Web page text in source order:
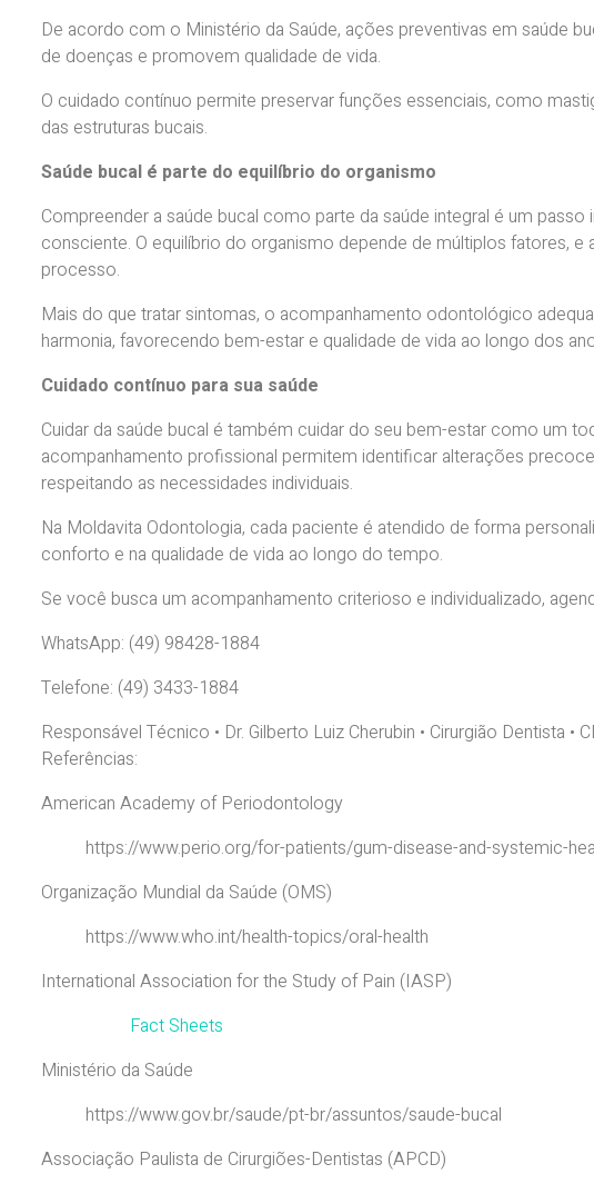
De acordo com o Ministério da Saúde, ações preventivas em saúde
de doenças e promovem qualidade de vida.
O cuidado contínuo permite preservar funções essenciais, como
das estruturas bucais.
Saúde bucal é parte do equilíbrio do organismo
Compreender a saúde bucal como parte da saúde integral é um
consciente. O equilíbrio do organismo depende de múltiplos fatores,
processo.
Mais do que tratar sintomas, o acompanhamento odontológico
harmonia, favorecendo bem-estar e qualidade de vida ao longo dos
Cuidado contínuo para sua saúde
Cuidar da saúde bucal é também cuidar do seu bem-estar como um
acompanhamento profissional permitem identificar alterações
respeitando as necessidades individuais.
Na Moldavita Odontologia, cada paciente é atendido de forma
conforto e na qualidade de vida ao longo do tempo.
Se você busca um acompanhamento criterioso e individualizado,
WhatsApp: (49) 98428-1884
Telefone: (49) 3433-1884
Responsável Técnico • Dr. Gilberto Luiz Cherubin • Cirurgião Dentista •
Referências:
American Academy of Periodontology
https://www.perio.org/for-patients/gum-disease-and-systemic-
Organização Mundial da Saúde (OMS)
https://www.who.int/health-topics/oral-health
International Association for the Study of Pain (IASP)
Fact Sheets
Ministério da Saúde
https://www.gov.br/saude/pt-br/assuntos/saude-bucal
Associação Paulista de Cirurgiões-Dentistas (APCD)